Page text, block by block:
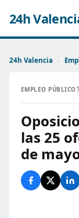
24h
24h Valencia ›
EMPLEO PÚBLICO
las 25
de